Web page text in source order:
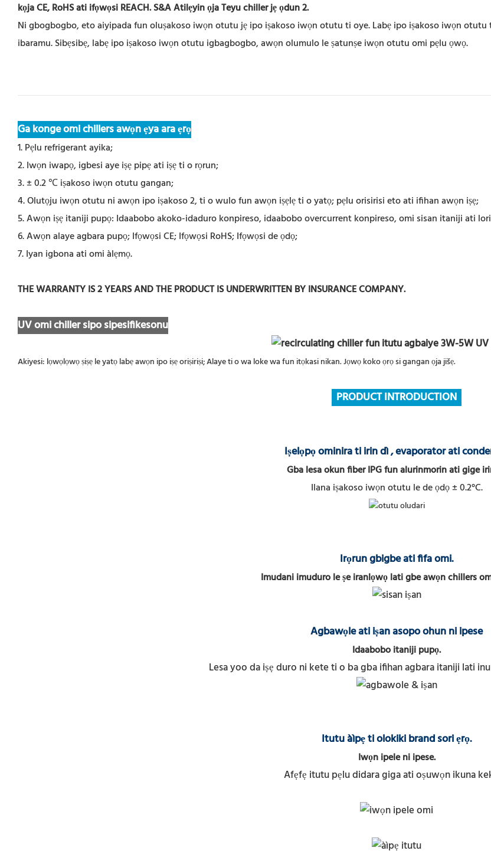
kọja CE, RoHS ati ifọwọsi REACH. S&A Atilẹyin ọja Teyu chiller jẹ ọdun 2.
Ni gbogbogbo, eto aiyipada fun oluṣakoso iwọn otutu jẹ ipo iṣakoso iwọn otutu ti oye. Labẹ ipo iṣakoso iwọn
ibaramu. Sibẹsibẹ, labẹ ipo iṣakoso iwọn otutu igbagbogbo, awọn olumulo le ṣatunṣe iwọn otutu omi pẹlu ọwọ.
Ga konge omi chillers awọn ẹya ara ẹrọ
1. Pẹlu refrigerant ayika;
2. Iwọn iwapọ, igbesi aye iṣẹ pipẹ ati iṣẹ ti o rọrun;
3. ± 0.2 ℃ iṣakoso iwọn otutu gangan;
4. Olutọju iwọn otutu ni awọn ipo iṣakoso 2, ti o wulo fun awọn iṣẹlẹ ti o yatọ; pẹlu orisirisi eto ati ifihan awọn iṣẹ;
5. Awọn iṣẹ itaniji pupọ: Idaabobo akoko-idaduro konpireso, idaabobo overcurrent konpireso, omi sisan itaniji ati
6. Awọn alaye agbara pupọ; Ifọwọsi CE; Ifọwọsi RoHS; Ifọwọsi de ọdọ;
7. Iyan igbona ati omi àlẹmọ.
THE WARRANTY IS 2 YEARS AND THE PRODUCT IS UNDERWRITTEN BY INSURANCE COMPANY.
UV omi chiller sipo sipesifikesonu
Akiyesi: lọwọlọwọ ṣiṣẹ le yatọ labẹ awọn ipo iṣẹ oriṣiriṣi; Alaye ti o wa loke wa fun itọkasi nikan. Jọwọ koko ọrọ si gangan ọja jišẹ.
PRODUCT INTRODUCTION
Iṣelọpọ ominira ti irin dì, evaporator ati
Gba lesa okun fiber IPG fun alurinmorin ati gige
Ilana iṣakoso iwọn otutu le de ọdọ ± 0.2°C.
Irọrun gbigbe ati fifa omi.
Imudani imuduro le ṣe iranlọwọ lati gbe awọn chillers
Agbawọle ati iṣan asopo ohun ni ipese
Idaabobo itaniji pupọ.
Lesa yoo da iṣẹ duro ni kete ti o ba gba ifihan agbara itaniji lati
Itutu àìpẹ ti olokiki brand sori ẹrọ.
Iwọn ipele ni ipese.
Afẹfẹ itutu pẹlu didara giga ati oṣuwọn ikuna